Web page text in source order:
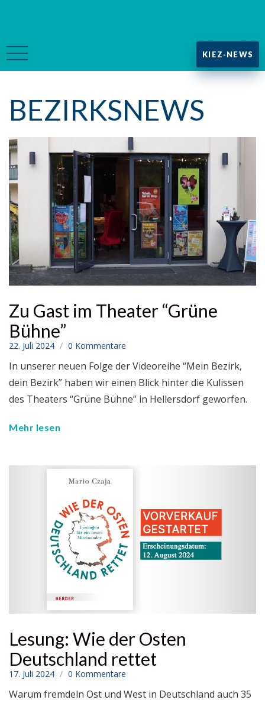
KIEZ-NEWS
BEZIRKSNEWS
Zu Gast im Theater “Grüne
Bühne”
22. Juli 2024 0 Kommentare
In unserer neuen Folge der Videoreihe “Mein Bezirk,
dein Bezirk” haben wir einen Blick hinter die Kulissen
des Theaters “Grüne Bühne” in Hellersdorf geworfen.
Mehr lesen
Lesung: Wie der Osten
Deutschland rettet
17. Juli 2024 0 Kommentare
Warum fremdeln Ost und West in Deutschland auch 35